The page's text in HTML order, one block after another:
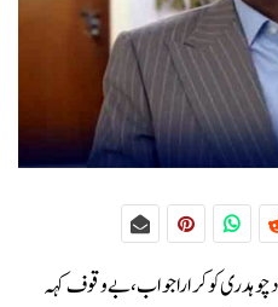
چوہدری کو کرارا جواب، بے وقوف کہہ